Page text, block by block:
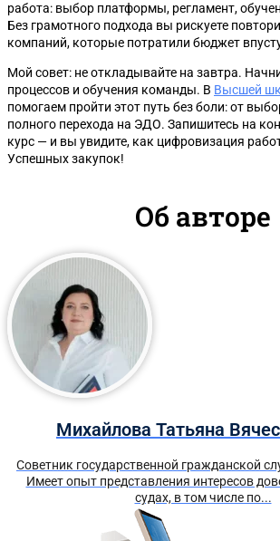
работа: выбор платформы, регламент,
Без грамотного подхода вы рискуете
компаний, которые потратили бюджет
Мой совет: не откладывайте на завтра.
процессов и обучения команды. В Высшей
помогаем пройти этот путь без боли: от
полного перехода на ЭДО. Запишитесь на
курс — и вы увидите, как цифровизация
Успешных закупок!
Об авторе
Михайлова Татьяна
Советник государственной гражданской
Имеет опыт представления интересов
судах, в том числе по...